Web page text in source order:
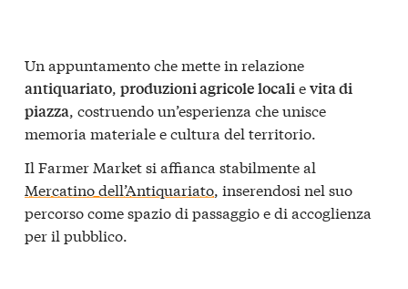
Un appuntamento che mette in relazione
antiquariato, produzioni agricole localievita di
piazza, costruendo un’esperienza che unisce
memoria materiale e cultura del territorio.
Il Farmer Market si affianca stabilmente al
Mercatino dell’Antiquariato, inserendosi nel suo
percorso come spazio di passaggio e di accoglienza
per il pubblico.